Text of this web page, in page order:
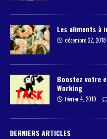
Les aliments à
décembre 22, 2018
Boostez votre
Working
février 4, 2019
DERNIERS ARTICLES